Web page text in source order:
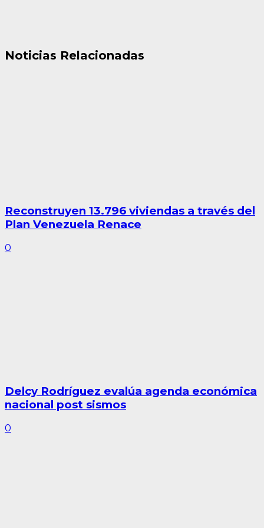
Noticias Relacionadas
Reconstruyen 13.796 viviendas a través del
Plan Venezuela Renace
0
Delcy Rodríguez evalúa agenda económica
nacional post sismos
0